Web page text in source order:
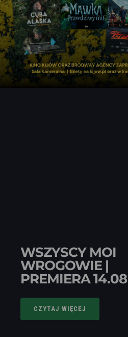
WSZYSCY MOI
WROGOWIE |
PREMIERA 14.08
CZYTAJ WIĘCEJ